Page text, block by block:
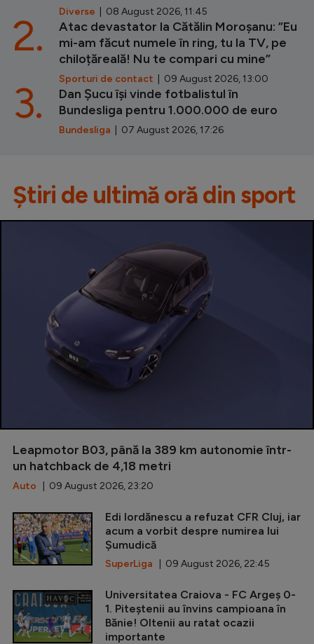
Diverse | 08 August 2026, 11:45
Atac devastator la Cătălin Moroșanu: ”Eu
mi-am făcut numele în ring, tu la TV, pe
chiloțăreală! Nu te compari cu mine”
Sporturi de contact | 09 August 2026, 13:00
2.
Dan Șucu își vinde fotbalistul în
Bundesliga pentru 1.000.000 de euro
Bundesliga | 07 August 2026, 17:26
3.
Știri de ultimă oră din sport
Leapmotor B03, până la 389 km autonomie într-
un hatchback de 4,18 metri
Auto | 09 August 2026, 23:20
Edi Iordănescu a refuzat CFR Cluj, iar
acum a vorbit despre numirea lui
Șumudică
SuperLiga | 09 August 2026, 22:45
Universitatea Craiova - FC Argeș 0-
1. Piteștenii au învins campioana în
Bănie! Oltenii au ratat ocazii
importante